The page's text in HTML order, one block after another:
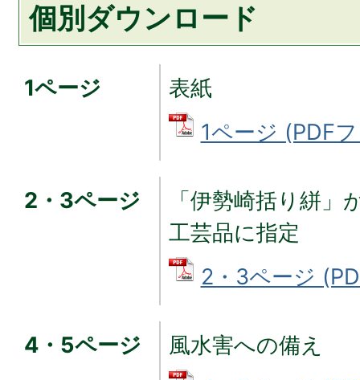
個別ダウンロード
1ページ
表紙
1ページ (PDF
2・3ページ
「伊勢崎括り絣
工芸品に指定
2・3ページ
4・5ページ
風水害への備え